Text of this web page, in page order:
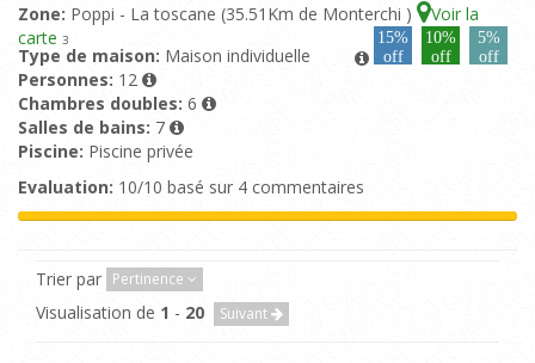
Zone: Poppi - La toscane (35.51Km de Monterchi )
Voir la
carte 3
15%
off
10%
off
5%
off
Type de maison: Maison individuelle
Personnes: 12
Chambres doubles: 6
Salles de bains: 7
Piscine: Piscine privée
Evaluation: 10/10 basé sur 4 commentaires
Trier par Pertinence
Visualisation de 1 - 20 Suivant